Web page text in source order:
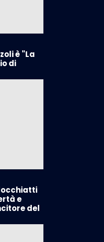
è "La
di
e
del